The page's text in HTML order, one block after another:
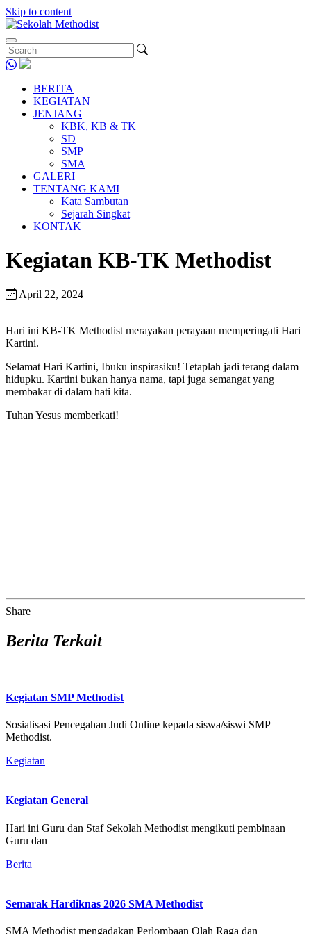
Skip to content
BERITA
KEGIATAN
JENJANG
KBK, KB & TK
SD
SMP
SMA
GALERI
TENTANG KAMI
Kata Sambutan
Sejarah Singkat
KONTAK
Kegiatan KB-TK Methodist
April 22, 2024
Hari ini KB-TK Methodist merayakan perayaan memperingati Hari
Kartini.
Selamat Hari Kartini, Ibuku inspirasiku! Tetaplah jadi terang dalam
hidupku. Kartini bukan hanya nama, tapi juga semangat yang
membakar di dalam hati kita.
Tuhan Yesus memberkati!
Share
Berita Terkait
Kegiatan SMP Methodist
Sosialisasi Pencegahan Judi Online kepada siswa/siswi SMP
Methodist.
Kegiatan
Kegiatan General
Hari ini Guru dan Staf Sekolah Methodist mengikuti pembinaan
Guru dan
Berita
Semarak Hardiknas 2026 SMA Methodist
SMA Methodist mengadakan Perlombaan Olah Raga dan